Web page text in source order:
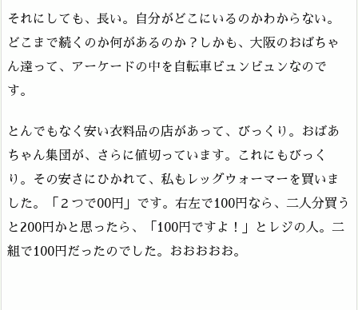
それにしても、長い。自分がどこにいるのかわからない。
どこまで続くのか何があるのか？しかも、大阪のおばちゃ
ん達って、アーケードの中を自転車ビュンビュンなので
す。
とんでもなく安い衣料品の店があって、びっくり。おばあ
ちゃん集団が、さらに値切っています。これにもびっく
り。その安さにひかれて、私もレッグウォーマーを買いま
した。「２つで00円」です。右左で100円なら、二人分買う
と200円かと思ったら、「100円ですよ！」とレジの人。二
組で100円だったのでした。おおおおお。